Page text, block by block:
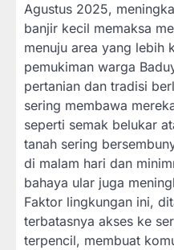
Agustus 2025,
banjir kecil memaksa
menuju area yang lebih
pemukiman warga
pertanian dan tradisi
sering membawa
seperti semak belukar
tanah sering
di malam hari dan
bahaya ular juga
Faktor lingkungan ini,
terbatasnya akses ke
terpencil, membuat